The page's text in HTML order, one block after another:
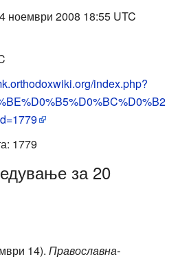
ноември 2008 18:55 UTC
index.php?
1779
за 20
14). Православна-